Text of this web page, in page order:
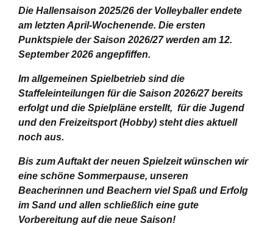
Die Hallensaison 2025/26 der Volleyballer endete
am letzten April-Wochenende. Die ersten
Punktspiele der Saison 2026/27 werden am 12.
September 2026 angepfiffen.
Im allgemeinen Spielbetrieb sind die
Staffeleinteilungen für die Saison 2026/27 bereits
erfolgt und die Spielpläne erstellt, für die Jugend
und den Freizeitsport (Hobby) steht dies aktuell
noch aus.
Bis zum Auftakt der neuen Spielzeit wünschen wir
eine schöne Sommerpause, unseren
Beacherinnen und Beachern viel Spaß und Erfolg
im Sand und allen schließlich eine gute
Vorbereitung auf die neue Saison!